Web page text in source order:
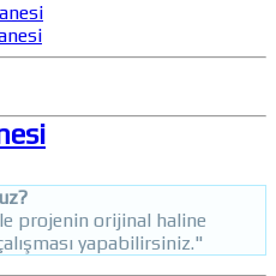
projenin orijinal haline
yapabilirsiniz."